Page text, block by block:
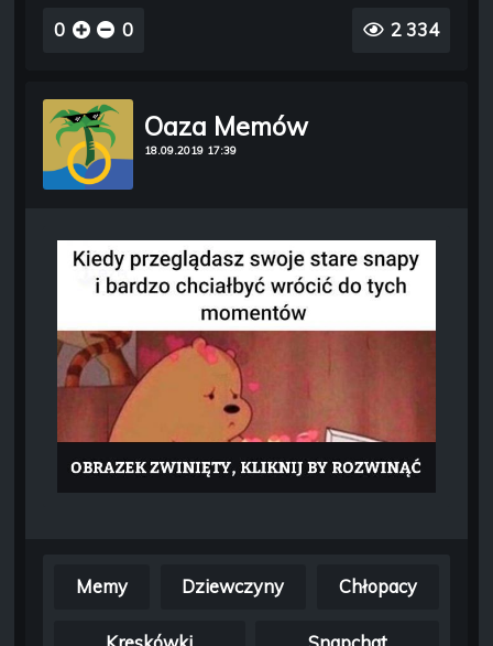
0 0 2 334
Oaza Memów
18.09.2019 17:39
Memy Dziewczyny Chłopacy